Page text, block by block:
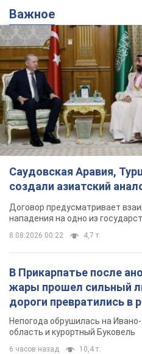
Важное
Саудовская Аравия,
создали азиатский
Договор предусматривает
нападения на одно из
8.08.2026 00:22 4,7 т.
В Прикарпатье после
жары прошел сильный
дороги превратились в
Непогода обрушилась на
область и курортный Буковель
6 часов назад 10,4 т.